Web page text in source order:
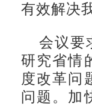
有效解决
会议要
研究省情
度改革问
问题。加